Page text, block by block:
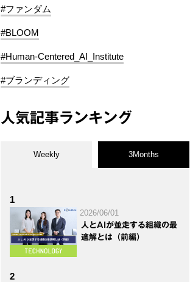
#ファンダム
#BLOOM
#Human-Centered_AI_Institute
#ブランディング
人気記事ランキング
Weekly 3Months
1
2026/06/01
人とAIが並走する組織の最
適解とは（前編）
2